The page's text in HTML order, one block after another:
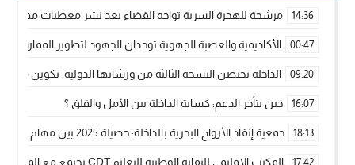
14:36 مرشحة للهجرة السرية تواجه القضاء بعد نشر معطيات مضللة
00:47 الأكاديمية والعصبة الجهوية توحدان الجهود لتطوير الممارسة
09:20 الداخلة تحتضن النسخة الثالثة من ورشاتها الدولية: تكوين
16:07 حين يتأخر الدعم: كسابة الداخلة بين الأمل والقلق ؟
18:13 جمعية إنقاذ الأرواح البحرية بالداخلة: حصيلة 2025 بين مهام الإنقاذ ومشروع “دار البحار”
17:42 المكتب الإقليمي للنقابة الوطنية للتعليم CDT يجتمع مع المدير الإقليمي لمناقشة ملفات جوهرية لنساء ورجال التعليم